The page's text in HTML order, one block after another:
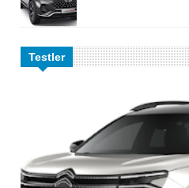
Testler